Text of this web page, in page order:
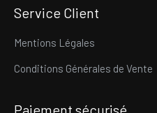
Service Client
Mentions Légales
Conditions Générales de Vente
Paiement sécurisé